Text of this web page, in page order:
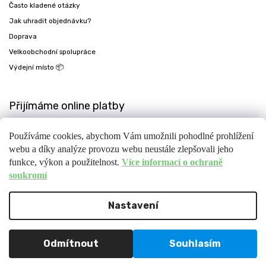
Používáme cookies, abychom Vám umožnili pohodlné prohlížení
webu a díky analýze provozu webu neustále zlepšovali jeho
funkce, výkon a použitelnost. Více informací o ochraně
soukromí
Nastavení
Odmítnout Souhlasím
Často kladené otázky
Jak uhradit objednávku?
Doprava
Velkoobchodní spolupráce
Výdejní místo 📦
Přijímáme online platby
Fit-day. Všechna práva vyhrazena.
Upravit nastavení cookies
| Platforma